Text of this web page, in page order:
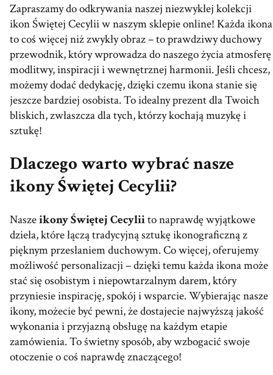
Zapraszamy do odkrywania naszej niezwykłej kolekcji
ikon Świętej Cecylii w naszym sklepie online! Każda ikona
to coś więcej niż zwykły obraz – to prawdziwy duchowy
przewodnik, który wprowadza do naszego życia atmosferę
modlitwy, inspiracji i wewnętrznej harmonii. Jeśli chcesz,
możemy dodać dedykację, dzięki czemu ikona stanie się
jeszcze bardziej osobista. To idealny prezent dla Twoich
bliskich, zwłaszcza dla tych, którzy kochają muzykę i
sztukę!
Dlaczego warto wybrać nasze
ikony Świętej Cecylii?
Naszeikony Świętej Cecyliito naprawdę wyjątkowe
dzieła, które łączą tradycyjną sztukę ikonograficzną z
pięknym przesłaniem duchowym. Co więcej, oferujemy
możliwość personalizacji – dzięki temu każda ikona może
stać się osobistym i niepowtarzalnym darem, który
przyniesie inspirację, spokój i wsparcie. Wybierając nasze
ikony, możecie być pewni, że dostajecie najwyższą jakość
wykonania i przyjazną obsługę na każdym etapie
zamówienia. To świetny sposób, aby wzbogacić swoje
otoczenie o coś naprawdę znaczącego!